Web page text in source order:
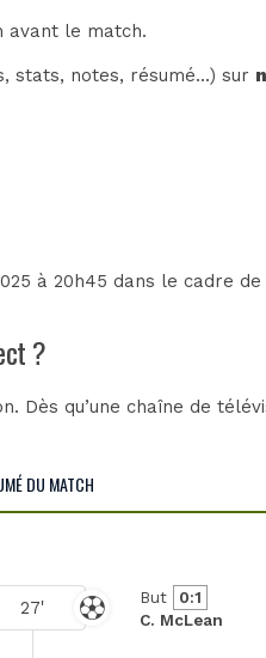
avant le match.
stats, notes, résumé...) sur
à 20h45 dans le cadre de
?
Dès qu’une chaîne de
DU MATCH
27' But
0:1
C. McLean